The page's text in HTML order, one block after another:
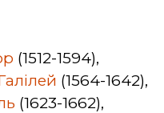
(1512-1594),
(1564-1642),
(1623-1662),